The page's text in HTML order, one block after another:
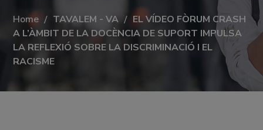
Home TAVALEM - VA
EL VÍDEO FÒRUM CRASH
A L’ÀMBIT DE LA DOCÈNCIA DE SUPORT IMPULSA
LA REFLEXIÓ SOBRE LA DISCRIMINACIÓ I EL
RACISME